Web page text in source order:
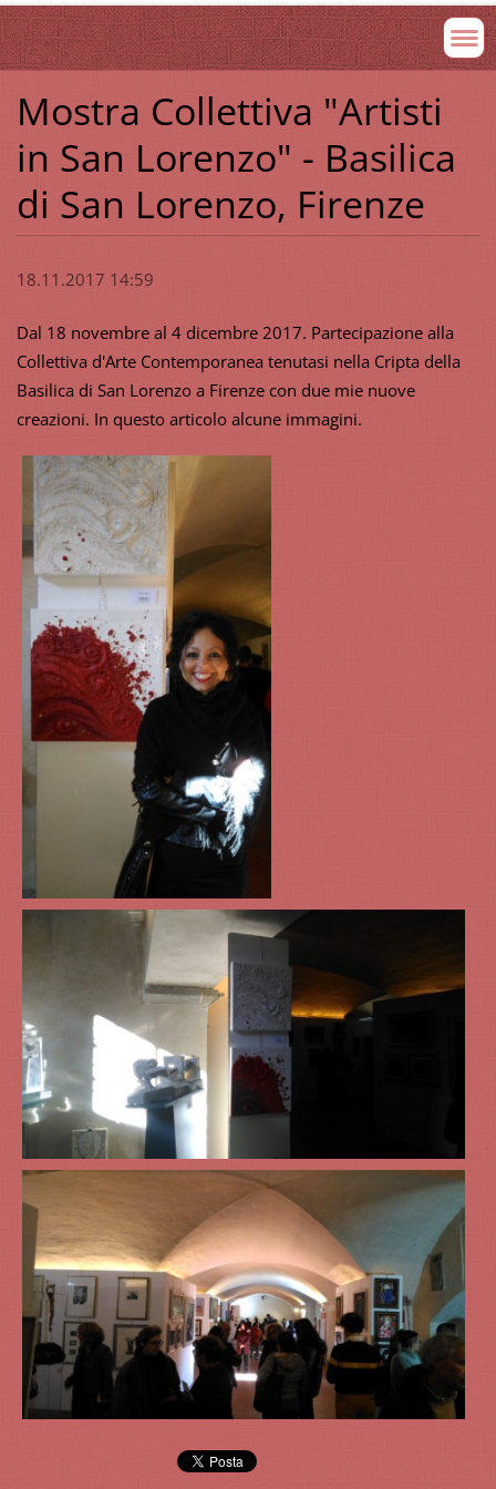
Mostra Collettiva "Artisti
in San Lorenzo" - Basilica
di San Lorenzo, Firenze
18.11.2017 14:59
Dal 18 novembre al 4 dicembre 2017. Partecipazione alla
Collettiva d'Arte Contemporanea tenutasi nella Cripta della
Basilica di San Lorenzo a Firenze con due mie nuove
creazioni. In questo articolo alcune immagini.